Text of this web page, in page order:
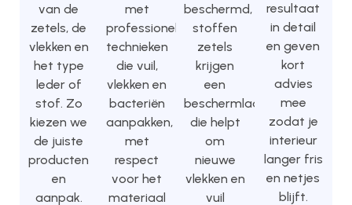
van de
zetels, de
vlekken en
het type
leder of
stof. Zo
kiezen we
de juiste
producten
en
aanpak.
met
professionele
technieken
die vuil,
vlekken en
bacteriën
aanpakken,
met
respect
voor het
materiaal
beschermd,
stoffen
zetels
krijgen
een
beschermlaag
die helpt
om
nieuwe
vlekken en
vuil
resultaat
in detail
en geven
kort
advies
mee
zodat je
interieur
langer fris
en netjes
blijft.